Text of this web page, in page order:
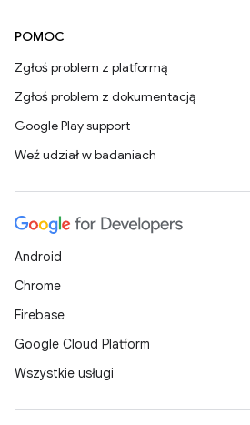
POMOC
Zgłoś problem z platformą
Zgłoś problem z dokumentacją
Google Play support
Weź udział w badaniach
Android
Chrome
Firebase
Google Cloud Platform
Wszystkie usługi